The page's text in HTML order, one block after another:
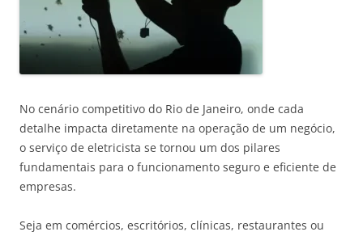
No cenário competitivo do Rio de Janeiro, onde cada
detalhe impacta diretamente na operação de um negócio,
o serviço de eletricista se tornou um dos pilares
fundamentais para o funcionamento seguro e eficiente de
empresas.
Seja em comércios, escritórios, clínicas, restaurantes ou